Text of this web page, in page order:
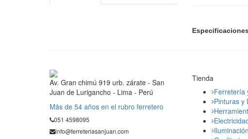
Av. Gran chimú 919 urb. zárate - San
Juan de Lurigancho - Lima - Perú
Mås de 54 años en el rubro ferretero
051 4598095
info@ferreteriasanjuan.com
Tienda
Ferretería
Pinturas y
Iluminación